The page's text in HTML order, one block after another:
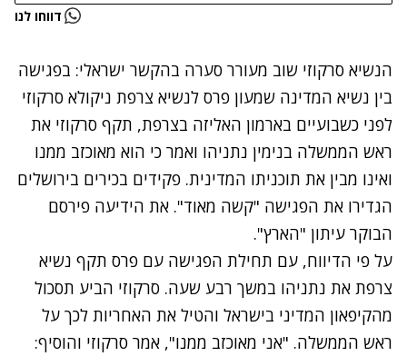
נתקלנו בבעיה דווחו לנו
הנשיא סרקוזי שוב מעורר סערה בהקשר ישראלי: בפגישה
בין נשיא המדינה שמעון פרס לנשיא צרפת ניקולא סרקוזי
לפני כשבועיים בארמון האליזה בצרפת, תקף סרקוזי את
ראש הממשלה בנימין נתניהו ואמר כי הוא מאוכזב ממנו
ואינו מבין את תוכניתו המדינית. פקידים בכירים בירושלים
הגדירו את הפגישה "קשה מאוד". את הידיעה פירסם
הבוקר עיתון "הארץ".
על פי הדיווח, עם תחילת הפגישה עם פרס תקף נשיא
צרפת את נתניהו במשך רבע שעה. סרקוזי הביע תסכול
מהקיפאון המדיני בישראל והטיל את האחריות לכך על
ראש הממשלה. "אני מאוכזב ממנו", אמר סרקוזי והוסיף: